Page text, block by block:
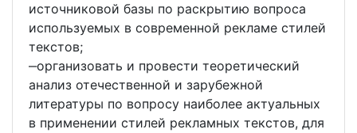
источниковой базы по раскрытию вопроса
используемых в современной рекламе стилей
текстов;
‒организовать и провести теоретический
анализ отечественной и зарубежной
литературы по вопросу наиболее актуальных
в применении стилей рекламных текстов, для